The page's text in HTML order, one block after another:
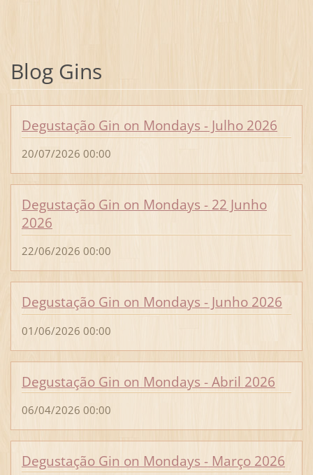
Blog Gins
Degustação Gin on Mondays - Julho 2026
20/07/2026 00:00
Degustação Gin on Mondays - 22 Junho
2026
22/06/2026 00:00
Degustação Gin on Mondays - Junho 2026
01/06/2026 00:00
Degustação Gin on Mondays - Abril 2026
06/04/2026 00:00
Degustação Gin on Mondays - Março 2026